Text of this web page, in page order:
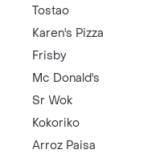
Tostao
Karen's Pizza
Frisby
Mc Donald's
Sr Wok
Kokoriko
Arroz Paisa